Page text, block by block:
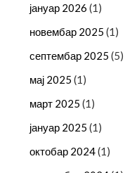
јануар 2026 (1)
новембар 2025 (1)
септембар 2025 (5)
мај 2025 (1)
март 2025 (1)
јануар 2025 (1)
октобар 2024(1)